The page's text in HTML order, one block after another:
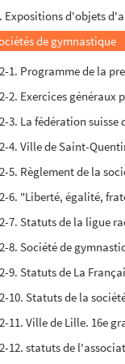
Expositions d'objets
de gymnastique
1. Programme de la
2. Exercices
3. La fédération
4. Ville de Saint-
5. Règlement de la
6. "Liberté, égalité,
7. Statuts de la ligue
8. Société de
9. Statuts de La
10. Statuts de la
11. Ville de Lille. 16e
12. statuts de